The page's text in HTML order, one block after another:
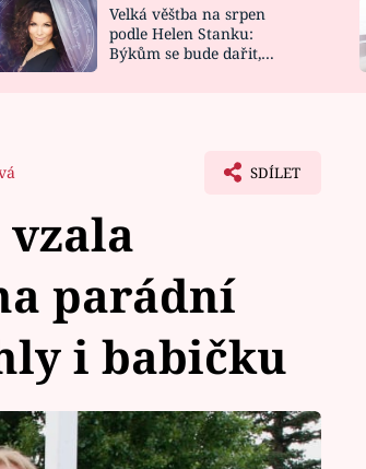
NOVINKY
VIDEORECEPTY
DESIGN
Velká věštba na srpen
podle Helen Stanku:
Býkům se bude dařit,
SDÍLET
vzala
parádní
i babičku